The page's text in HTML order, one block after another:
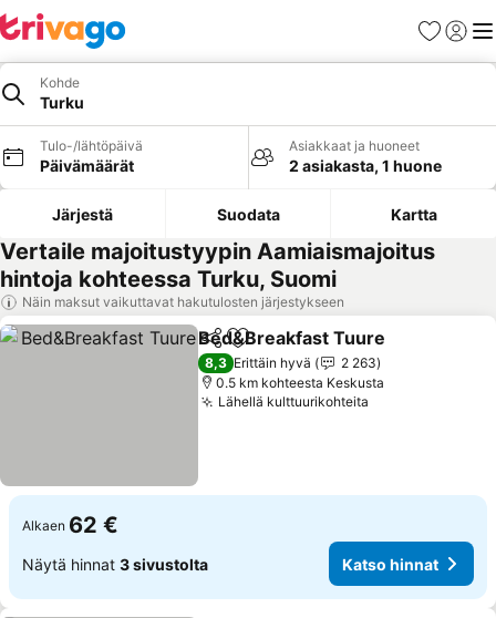
Suosikit
Kohde
Turku
Tulo-/lähtöpäivä
Päivämäärät
Asiakkaat ja huoneet
2 asiakasta, 1 huone
Järjestä Suodata Kartta
Vertaile majoitustyypin Aamiaismajoitus
hintoja kohteessa Turku, Suomi
Näin maksut vaikuttavat hakutulosten järjestykseen
Jaa Lisää suosikkeihin
Bed&Breakfast Tuure
8,3 Erittäin hyvä
2 263
0.5 km kohteesta Keskusta
Lähellä kulttuurikohteita
Alkaen 62 €
Näytä hinnat 3 sivustolta Katso hinnat